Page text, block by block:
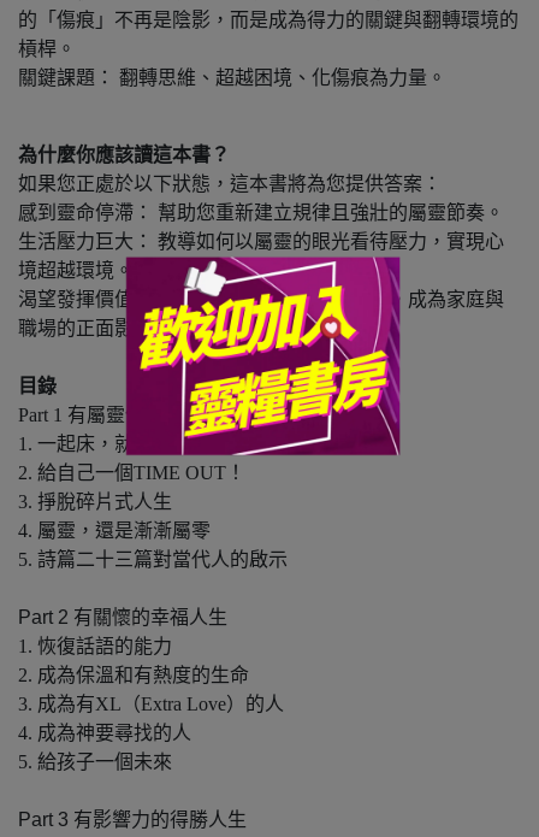
的「傷痕」不再是陰影，而是成為得力的關鍵與翻轉環境的
槓桿。
關鍵課題： 翻轉思維、超越困境、化傷痕為力量。
為什麼你應該讀這本書？
如果您正處於以下狀態，這本書將為您提供答案：
感到靈命停滯： 幫助您重新建立規律且強壯的屬靈節奏。
生活壓力巨大： 教導如何以屬靈的眼光看待壓力，實現心
境超越環境。
渴望發揮價值： 指引您如何從內在更新開始，成為家庭與
職場的正面影響力。
目錄
Part 1 有屬靈健康的蒙福人生
1. 一起床，就得勝！
2. 給自己一個TIME OUT！
3. 掙脫碎片式人生
4. 屬靈，還是漸漸屬零
5. 詩篇二十三篇對當代人的啟示
Part 2 有關懷的幸福人生
1. 恢復話語的能力
2. 成為保溫和有熱度的生命
3. 成為有XL（Extra Love）的人
4. 成為神要尋找的人
5. 給孩子一個未來
Part 3 有影響力的得勝人生